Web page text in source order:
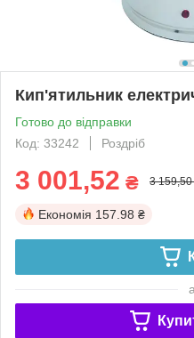
Кип'ятильник
Готово до відправки
Код: 33242
Роздріб
3 001,52 ₴ 3 159,50
Економія 157.98 ₴